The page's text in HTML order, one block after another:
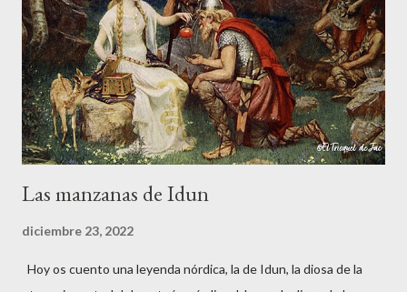
les siguiera y Vitorio, intrigado, decidió hacerlo. Una vez dentro
del castillo, los dos guerreros medievales le señalaron un muro
falso donde estaba guardado un fabuloso tesoro. Solo le
pusieron una condición, pero si no la cumplía a rajatabla...
Las manzanas de Idun
diciembre 23, 2022
Hoy os cuento una leyenda nórdica, la de Idun, la diosa de la